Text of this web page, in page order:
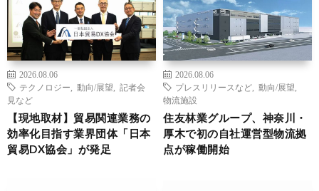
2026.08.06
テクノロジー
動向/展望
記者会
見など
【現地取材】貿易関連業務の
効率化目指す業界団体「日本
貿易DX協会」が発足
2026.08.06
プレスリリースなど
動向/展望
物流施設
住友林業グループ、神奈川・
厚木で初の自社運営型物流拠
点が稼働開始